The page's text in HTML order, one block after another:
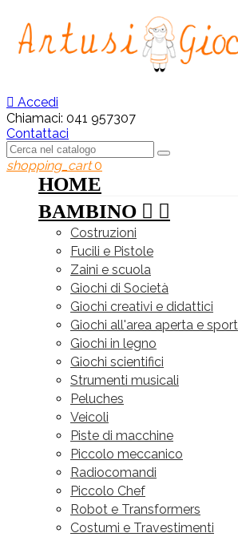
 Accedi
Chiamaci: 041 957307
Contattaci
shopping_cart 0
HOME
BAMBINO  
Costruzioni
Fucili e Pistole
Zaini e scuola
Giochi di Società
Giochi creativi e didattici
Giochi all'area aperta e sport
Giochi in legno
Giochi scientifici
Strumenti musicali
Peluches
Veicoli
Piste di macchine
Piccolo meccanico
Radiocomandi
Piccolo Chef
Robot e Transformers
Costumi e Travestimenti